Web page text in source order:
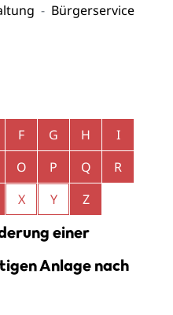
Bürgerservice
F G H
I
O P Q
R
X Y Z
einer
Anlage nach